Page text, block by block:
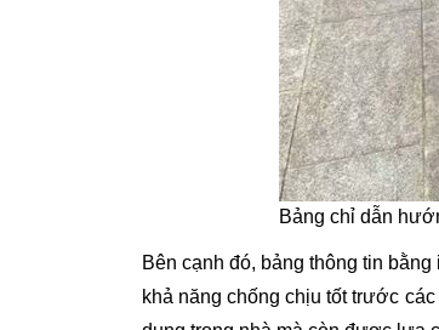
Bảng chỉ dẫn
Bên cạnh đó, bảng thông tin
khả năng chống chịu tốt trước